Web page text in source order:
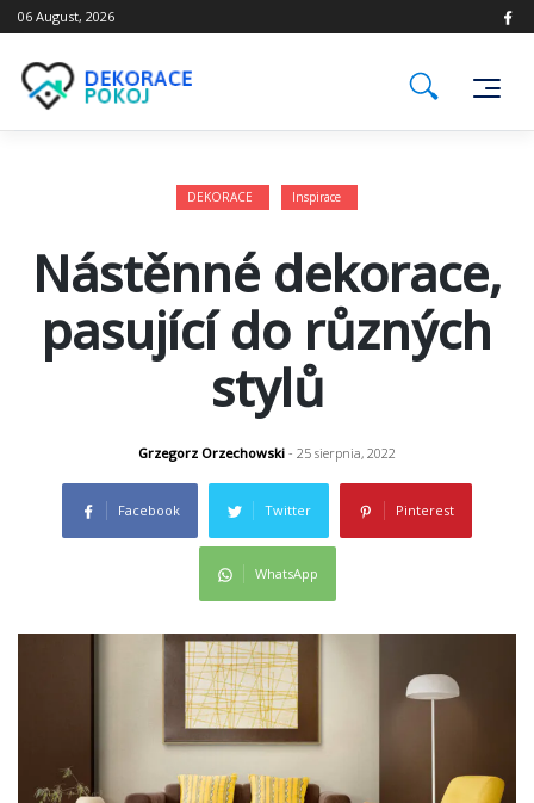
Skip
to
06 August, 2026
DEKORACE Inspirace
Nástěnné dekorace,
pasující do různých
stylů
Grzegorz Orzechowski - 25 sierpnia, 2022
Facebook Twitter Pinterest
WhatsApp